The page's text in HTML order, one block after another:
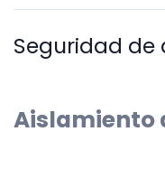
Seguridad de
Aislamiento